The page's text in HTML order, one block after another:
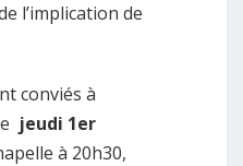
l’implication de
conviés à
jeudi 1er
à 20h30,